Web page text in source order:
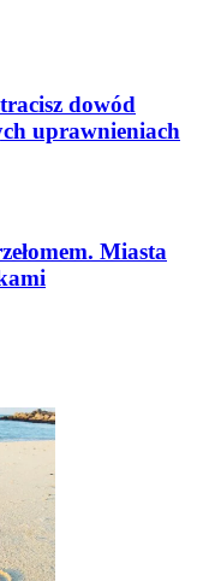
dowód
uprawnieniach
Miasta